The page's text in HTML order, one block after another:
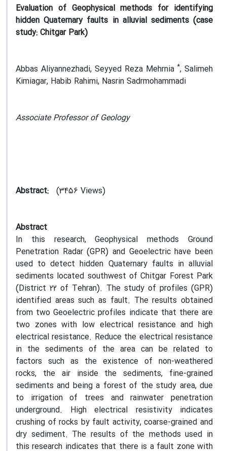
Evaluation of Geophysical methods for identifying
hidden Quaternary faults in alluvial sediments (case
study: Chitgar Park)
Abbas Aliyannezhadi, Seyyed Reza Mehrnia *, Salimeh
Kimiagar, Habib Rahimi, Nasrin Sadrmohammadi
Associate Professor of Geology
Abstract: (3456 Views)
Abstract
In this research, Geophysical methods Ground
Penetration Radar (GPR) and Geoelectric have been
used to detect hidden Quaternary faults in alluvial
sediments located southwest of Chitgar Forest Park
(District 22 of Tehran). The study of profiles (GPR)
identified areas such as fault. The results obtained
from two Geoelectric profiles indicate that there are
two zones with low electrical resistance and high
electrical resistance. Reduce the electrical resistance
in the sediments of the area can be related to
factors such as the existence of non-weathered
rocks, the air inside the sediments, fine-grained
sediments and being a forest of the study area, due
to irrigation of trees and rainwater penetration
underground. High electrical resistivity indicates
crushing of rocks by fault activity, coarse-grained and
dry sediment. The results of the methods used in
this research indicates that there is a fault zone with